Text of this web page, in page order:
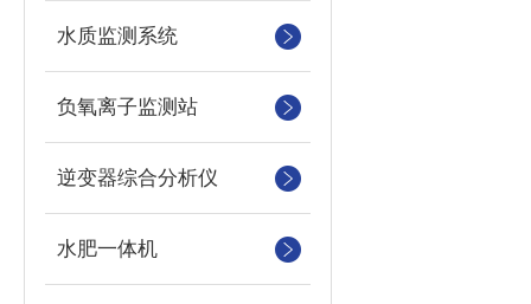
水质监测系统
负氧离子监测站
逆变器综合分析仪
水肥一体机